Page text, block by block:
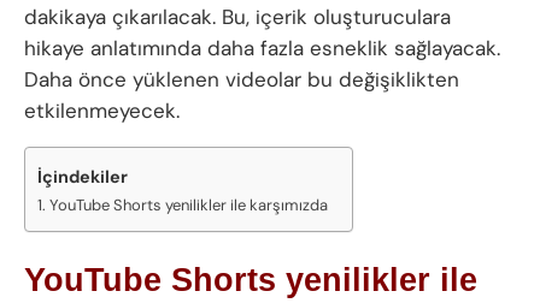
dakikaya çıkarılacak. Bu, içerik oluşturuculara
hikaye anlatımında daha fazla esneklik sağlayacak.
Daha önce yüklenen videolar bu değişiklikten
etkilenmeyecek.
İçindekiler
YouTube Shorts yenilikler ile karşımızda
YouTube Shorts yenilikler ile